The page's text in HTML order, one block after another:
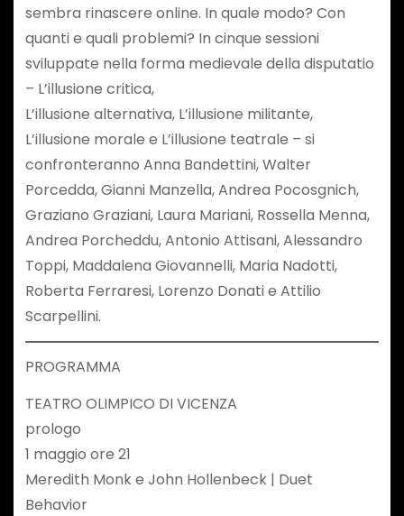
sembra rinascere online. In quale modo? Con
quanti e quali problemi? In cinque sessioni
sviluppate nella forma medievale della disputatio
– L’illusione critica,
L’illusione alternativa, L’illusione militante,
L’illusione morale e L’illusione teatrale – si
confronteranno Anna Bandettini, Walter
Porcedda, Gianni Manzella, Andrea Pocosgnich,
Graziano Graziani, Laura Mariani, Rossella Menna,
Andrea Porcheddu, Antonio Attisani, Alessandro
Toppi, Maddalena Giovannelli, Maria Nadotti,
Roberta Ferraresi, Lorenzo Donati e Attilio
Scarpellini.
PROGRAMMA
TEATRO OLIMPICO DI VICENZA
prologo
1 maggio ore 21
Meredith Monk e John Hollenbeck | Duet
Behavior